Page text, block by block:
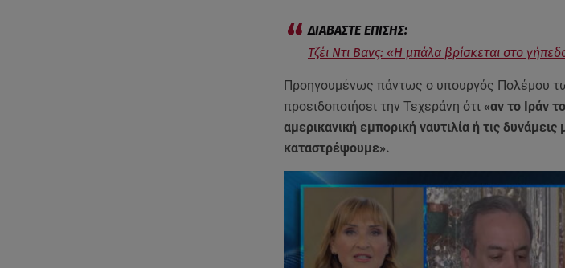
Τζέι Ντι Βανς: «Η μπάλα βρίσκεται στο
Προηγουμένως πάντως ο υπουργός Πολέμου
προειδοποιήσει την Τεχεράνη ότι «αν το Ιράν
αμερικανική εμπορική ναυτιλία ή τις
καταστρέψουμε».